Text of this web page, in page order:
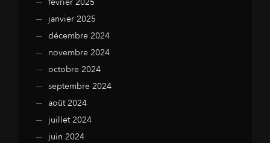
janvier 2025
décembre 2024
novembre 2024
octobre 2024
septembre 2024
août 2024
juillet 2024
juin 2024